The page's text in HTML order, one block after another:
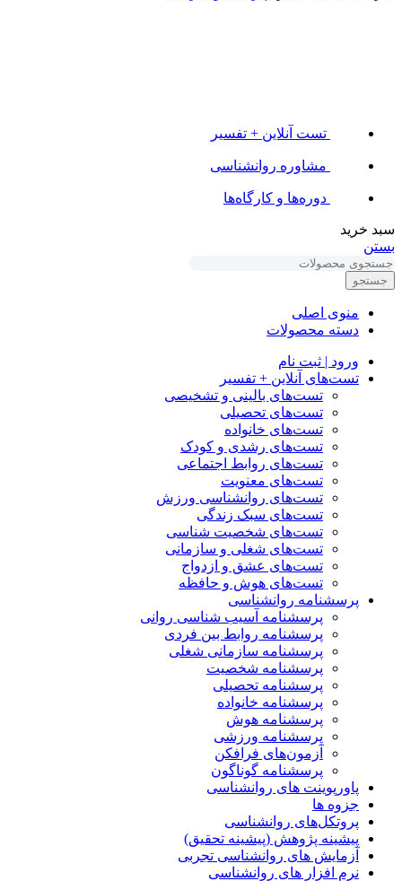
تست آنلاین + تفسیر
مشاوره روانشناسی
دوره‌ها و کارگاه‌ها
سبد خرید
بستن
جستجو
منوی اصلی
دسته محصولات
ورود | ثبت نام
تست‌های آنلاین + تفسیر
تست‌های بالینی و تشخیصی
تست‌های تحصیلی
تست‌های خانواده
تست‌های رشدی و کودک
تست‌های روابط اجتماعی
تست‌های معنویت
تست‌های روانشناسی ورزش
تست‌های سبک زندگی
تست‌های شخصیت شناسی
تست‌های شغلی و سازمانی
تست‌های عشق و ازدواج
تست‌های هوش و حافظه
پرسشنامه روانشناسی
پرسشنامه آسیب شناسی روانی
پرسشنامه روابط بین فردی
پرسشنامه سازمانی شغلی
پرسشنامه شخصیت
پرسشنامه تحصیلی
پرسشنامه خانواده
پرسشنامه هوش
پرسشنامه ورزشی
آزمون‌های فرافکن
پرسشنامه گوناگون
پاورپوینت های روانشناسی
جزوه ها
پروتکل‌های روانشناسی
پیشینه پژوهش (پیشینه تحقیق)
آزمایش های روانشناسی تجربی
نرم افزار های روانشناسی